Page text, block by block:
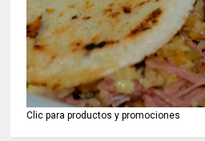
Clic para productos y promociones